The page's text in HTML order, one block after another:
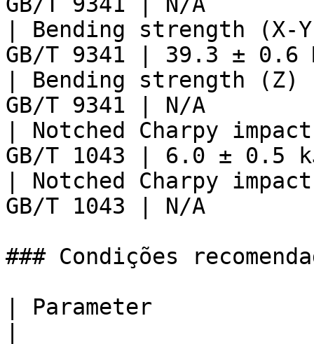
| Bending strength
GB/T 9341 | 39.3 ± 0.6
| Bending strength
GB/T 9341 | N/A
| Notched Charpy
GB/T 1043 | 6.0 ± 0.5
| Notched Charpy
GB/T 1043 | N/A
### Condições
| Parameter